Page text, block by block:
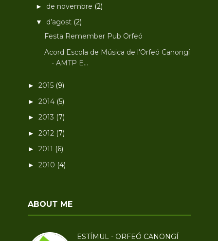
► de novembre (2)
▼ d’agost (2)
Festa Remember Pub Orfeó
Acord Escola de Música de l'Orfeó Canongí
- AMTP E...
► 2015 (9)
► 2014 (5)
► 2013 (7)
► 2012 (7)
► 2011 (6)
► 2010 (4)
ABOUT ME
ESTÍMUL - ORFEÓ CANONGÍ